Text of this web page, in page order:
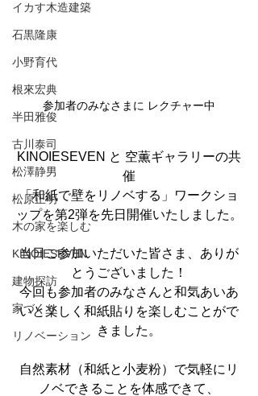
イカす木造建築
石黒隆康
小野育代
根來宏典
半田雅俊
古川泰司
松澤静男
松原正明
木の家を楽しむ
KINOIESEVEN
建物探訪
家づくり
リノベーション
参加者のみなさまに レクチャー中
KINOIESEVEN と 空薫ギャラリーの共
催
「和紙で壁をリノベする」ワークショ
ップを第2弾を先日開催いたしました。
当日ご参加いただいた皆さま、ありが
とうございました！
今回も参加者のみなさんと和気あいあ
いと楽しく和紙貼りを楽しむことがで
きました。
自然素材（和紙と小麦粉）で気軽にリ
ノベできることを体感できて、